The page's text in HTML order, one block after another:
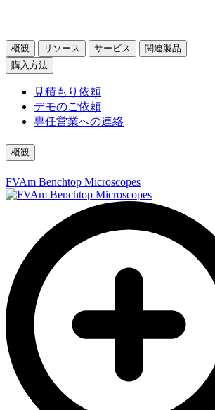
概観 リソース サービス
関連製品
購入方法
見積もり依頼
デモのご依頼
専任営業への連絡
概観
FVAm Benchtop Microscopes